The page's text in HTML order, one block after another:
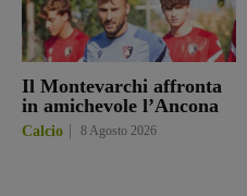
Il Montevarchi affronta
in amichevole l’Ancona
Calcio 8 Agosto 2026